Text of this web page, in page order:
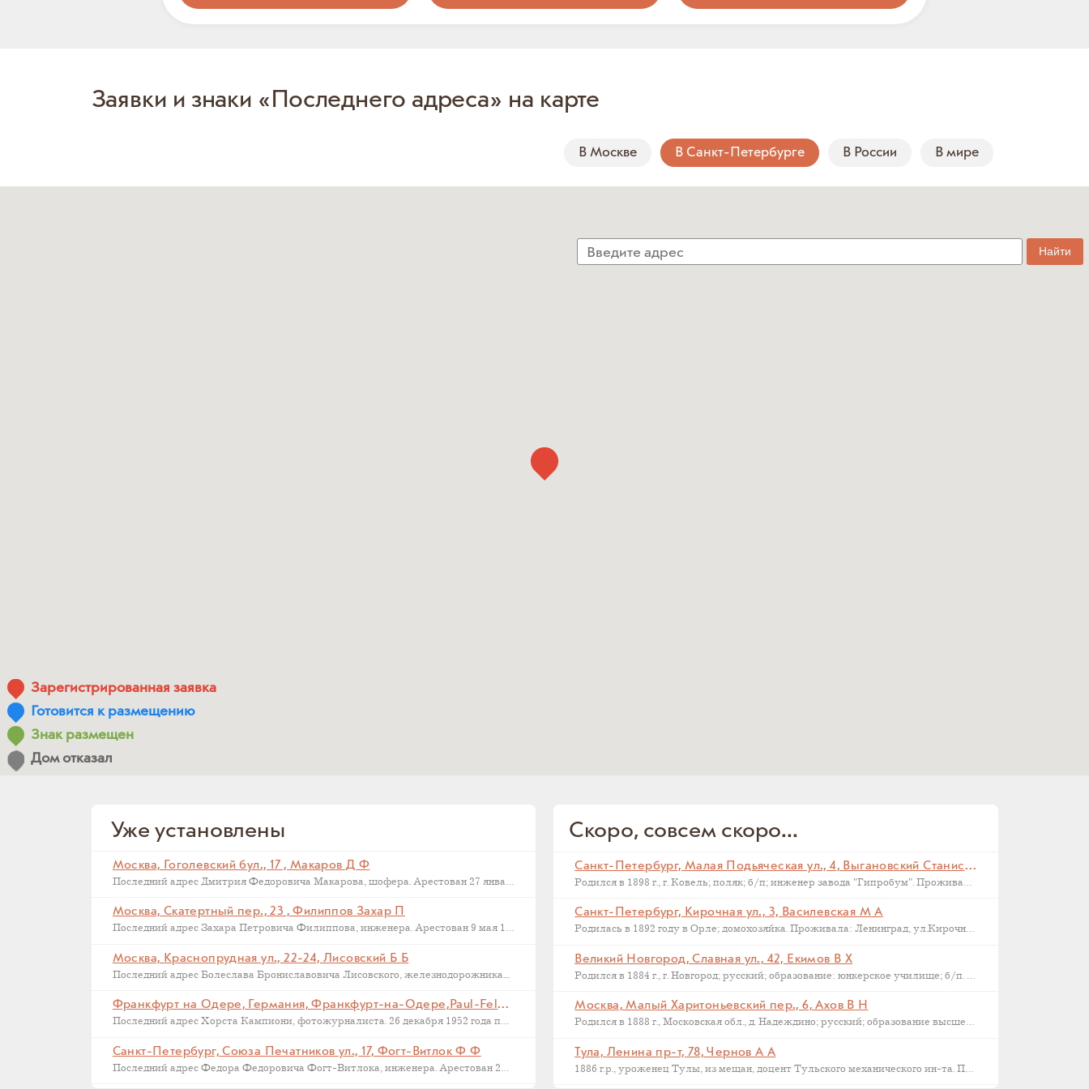
Заявки и знаки «Последнего адреса» на карте
В Москве В Санкт-Петербурге В России В мире
Зарегистрированная заявка
Готовится к размещению
Знак размещен
Дом отказал
Уже установлены
Москва, Гоголевский бул., 17 , Макаров Д Ф
Последний адрес Дмитрия Федоровича Макарова, шофера. Арестован 27 января 1937...
Москва, Скатертный пер., 23 , Филиппов Захар П
Последний адрес Захара Петровича Филиппова, инженера. Арестован 9 мая 1933...
Москва, Краснопрудная ул., 22-24, Лисовский Б Б
Последний адрес Болеслава Брониславовича Лисовского, железнодорожника....
Франкфурт на Одере, Германия, Франкфурт-на-Одере,Paul-Feldner-Straße, 13, Кампиони Х Г
Последний адрес Хорста Кампиони, фотожурналиста. 26 декабря 1952 года приговорен...
Санкт-Петербург, Союза Печатников ул., 17, Фогт-Витлок Ф Ф
Последний адрес Федора Федоровича Фогт-Витлока, инженера. Арестован 27 июня...
Скоро, совсем скоро...
Санкт-Петербург, Малая Подьяческая ул., 4, Выгановский Станислав С (
Родился в 1898 г., г. Ковель; поляк; б/п; инженер завода "Гипробум". Проживал: Ленинград, Малая Подьяческая ул., д.4, кв.18. Арестован 16 сентября 1937 г. Приговорен: Комиссия НКВД и прокуратуры СССР 23 сентября 1937 г., обв.: 58-6-9-11 УК РСФСР. Расстрелян 28 сентября 1937 г. Реабилитирован 16.09.1957.
Санкт-Петербург, Кирочная ул., 3, Василевская М А
Родилась в 1892 году в Орле; домохозяйка. Проживала: Ленинград, ул.Кирочная, д.3, кв.2. Арестована: сентябрь-ноябрь 1937 года. Была сослана в Казахстан как ЧСИР. Умерла в 1944-45 г, село Манкент, Южный Казахстан.
Великий Новгород, Славная ул., 42, Екимов В Х
Родился в 1884 г., г. Новгород; русский; образование: юнкерское училище; б/п. Счетовод леспромхоза. Проживал: г. Новгород. Арестован 18 марта 1931 г. Приговорен: 23 апреля 1931 г. Приговор: Дело прекращено, освобожден. Бухгалтер артели "Сапожник". Арестован 2 апреля 1938 г. Приговор: ВМН.
Москва, Малый Харитоньевский пер., 6, Ахов В Н
Родился в 1888 г., Московская обл., д. Надеждино; русский; образование высшее; член ВКП(б); преподаватель Военной Академии РККА. Проживал: Москва, ул. М. Харитоньевская, 6-4. Арестован 31 декабря 1932 г. Приговорен: Коллегией ОГПУ 17 февраля 1933 г., обв.: террористической деятельности, к.-р. агитации и пропаганде. Расстрелян 21 марта 1933 г. Место захоронения – Москва, Ваганьковское кладбище. Реабилитирован 6 марта 1958 г.
Тула, Ленина пр-т, 78, Чернов А А
1886 г.р., уроженец Тулы, из мещан, доцент Тульского механического ин-та. Проживал: Тула, ул. Коммунаров 122, кв. 17. Арестован 24 января 1938 г. Обвинение: участник контрреволюционной эсеровской организации г. Тулы. Дата смерти – 9 октября 1938 года. Реабилитирован в 1955 году.